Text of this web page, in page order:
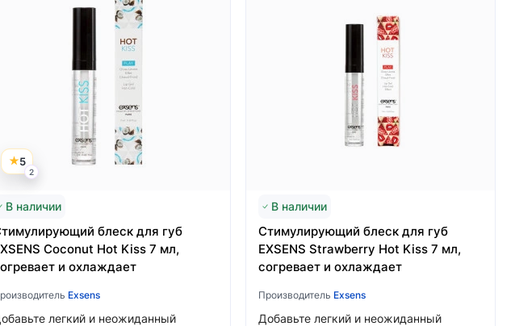
5
2
В наличии
блеск для губ
Coconut Hot Kiss 7 мл,
и охлаждает
Exsens
легкий и неожиданный
В наличии
Стимулирующий блеск для губ
EXSENS Strawberry Hot Kiss 7 мл,
согревает и охлаждает
Производитель Exsens
Добавьте легкий и неожиданный